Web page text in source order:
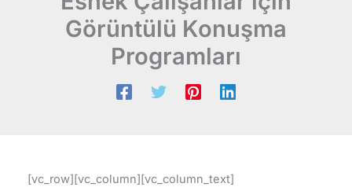
Görüntülü Konuşma
Programları
[vc_row][vc_column][vc_column_text]